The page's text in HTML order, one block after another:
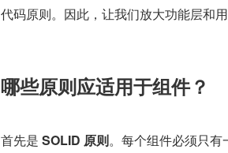
代码原则。因此，让我们放大功能层和用
哪些原则应适用于组件？
首先是 SOLID 原则。每个组件必须只有